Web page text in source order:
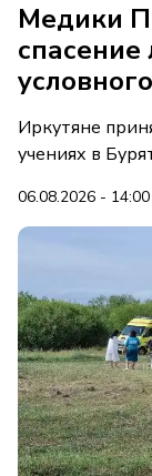
Медики
Иркутяне
учениях в
06.08.2026 - 14:00